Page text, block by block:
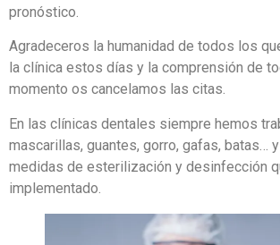
pronóstico.
Agradeceros la humanidad de todos los
la clínica estos días y la comprensión de
momento os cancelamos las citas.
En las clínicas dentales siempre hemos
mascarillas, guantes, gorro, gafas, batas…
medidas de esterilización y desinfección
implementado.